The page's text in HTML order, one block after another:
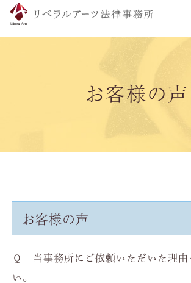
お客様の声
お客様の声
Ｑ 当事務所にご依頼いただいた理由
い。